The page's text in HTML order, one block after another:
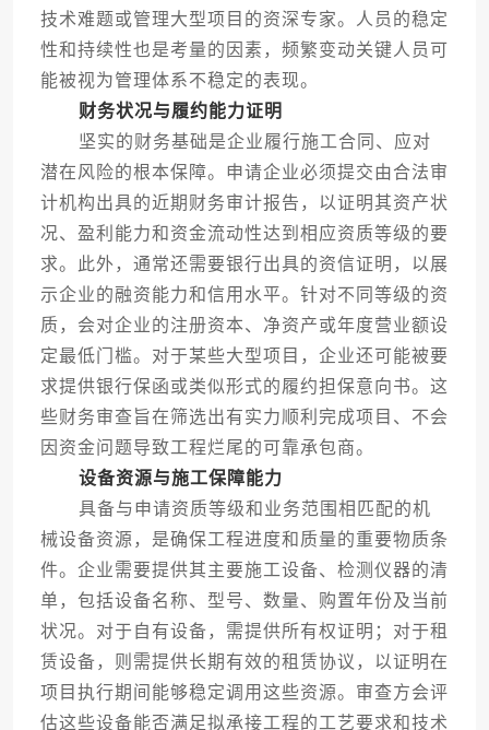
技术难题或管理大型项目的资深专家。人员的稳定
性和持续性也是考量的因素，频繁变动关键人员可
能被视为管理体系不稳定的表现。
财务状况与履约能力证明
坚实的财务基础是企业履行施工合同、应对
潜在风险的根本保障。申请企业必须提交由合法审
计机构出具的近期财务审计报告，以证明其资产状
况、盈利能力和资金流动性达到相应资质等级的要
求。此外，通常还需要银行出具的资信证明，以展
示企业的融资能力和信用水平。针对不同等级的资
质，会对企业的注册资本、净资产或年度营业额设
定最低门槛。对于某些大型项目，企业还可能被要
求提供银行保函或类似形式的履约担保意向书。这
些财务审查旨在筛选出有实力顺利完成项目、不会
因资金问题导致工程烂尾的可靠承包商。
设备资源与施工保障能力
具备与申请资质等级和业务范围相匹配的机
械设备资源，是确保工程进度和质量的重要物质条
件。企业需要提供其主要施工设备、检测仪器的清
单，包括设备名称、型号、数量、购置年份及当前
状况。对于自有设备，需提供所有权证明；对于租
赁设备，则需提供长期有效的租赁协议，以证明在
项目执行期间能够稳定调用这些资源。审查方会评
估这些设备能否满足拟承接工程的工艺要求和技术